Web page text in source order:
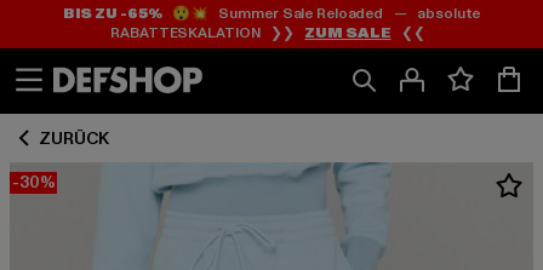
Zum
Inhalt
springen
Zum
Fußzeile
springen
BIS ZU -65%😲💥 Summer Sale Reloaded — absolute
RABATTESKALATION ❯❯ ZUM SALE ❮❮
ZURÜCK
-30%